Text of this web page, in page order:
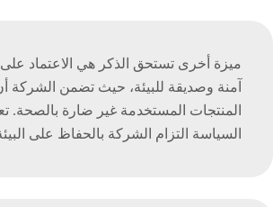
ميزة أخرى تستحق الذكر هي الاعتماد
آمنة وصديقة للبيئة، حيث تضمن الشركة
المنتجات المستخدمة غير ضارة بالصحة.
السياسة التزام الشركة بالحفاظ على